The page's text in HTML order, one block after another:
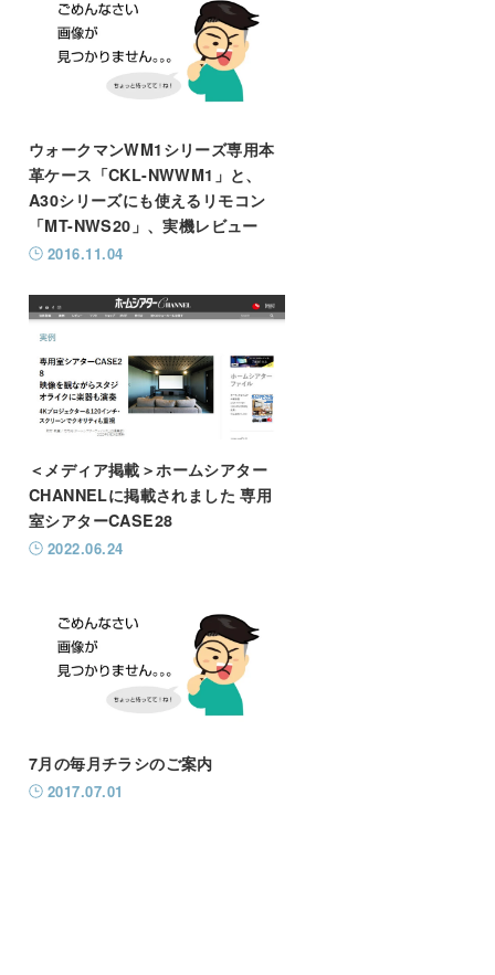
ウォークマンWM1シリーズ専用本
革ケース「CKL-NWWM1」と、
A30シリーズにも使えるリモコン
「MT-NWS20」、実機レビュー
2016.11.04
＜メディア掲載＞ホームシアター
CHANNELに掲載されました 専用
室シアターCASE28
2022.06.24
7月の毎月チラシのご案内
2017.07.01